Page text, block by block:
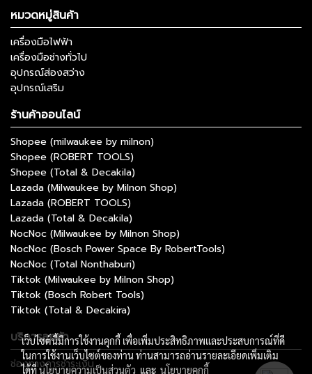
หมวดหมู่สินค้า
เครื่องมือไฟฟ้า
เครื่องมือช่างทั่วไป
อุปกรณ์ส่องสว่าง
อุปกรณ์เสริม
ร้านค้าออนไลน์
Shopee (milwaukee by milnon)
Shopee (ROBERT TOOLS)
Shopee (Total & Decakila)
Lazada (Milwaukee by Milnon Shop)
Lazada (ROBERT TOOLS)
Lazada (Total & Decakila)
NocNoc (Milwaukee by Milnon Shop)
NocNoc (Bosch Power Space By RobertTools)
NocNoc (Total Nonthaburi)
Tiktok (Milwaukee by Milnon Shop)
Tiktok (Bosch Robert Tools)
Tiktok (Total & Decakira)
บริการลูกค้า
ช่องทางการชำระเงิน
เว็บไซต์นี้มีการใช้งานคุกกี้ เพื่อเพิ่มประสิทธิภาพและประสบการณ์ที่ดี
ในการใช้งานเว็บไซต์ของท่าน ท่านสามารถอ่านรายละเอียดเพิ่มเติม
ได้ที่นโยบายความเป็นส่วนตัว และ นโยบายคุกกี้